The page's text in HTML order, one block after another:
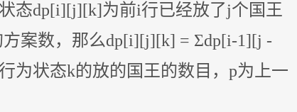
态dp[i][j][k]为前i行已经放了j个国王
案数，那么dp[i][j][k] = Σdp[i-1][j -
为状态k的放的国王的数目，p为上一